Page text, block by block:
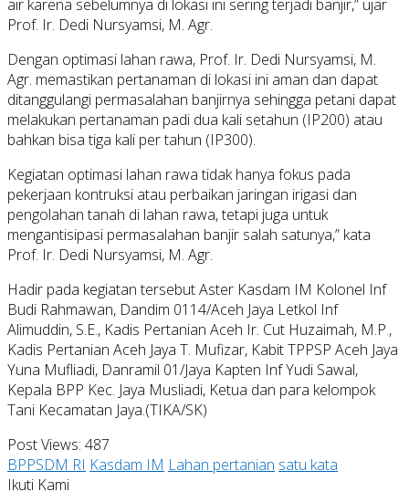
air karena sebelumnya di lokasi ini sering terjadi banjir,” ujar
Prof. Ir. Dedi Nursyamsi, M. Agr.
Dengan optimasi lahan rawa, Prof. Ir. Dedi Nursyamsi, M.
Agr. memastikan pertanaman di lokasi ini aman dan dapat
ditanggulangi permasalahan banjirnya sehingga petani dapat
melakukan pertanaman padi dua kali setahun (IP200) atau
bahkan bisa tiga kali per tahun (IP300).
Kegiatan optimasi lahan rawa tidak hanya fokus pada
pekerjaan kontruksi atau perbaikan jaringan irigasi dan
pengolahan tanah di lahan rawa, tetapi juga untuk
mengantisipasi permasalahan banjir salah satunya,” kata
Prof. Ir. Dedi Nursyamsi, M. Agr.
Hadir pada kegiatan tersebut Aster Kasdam IM Kolonel Inf
Budi Rahmawan, Dandim 0114/Aceh Jaya Letkol Inf
Alimuddin, S.E., Kadis Pertanian Aceh Ir. Cut Huzaimah, M.P.,
Kadis Pertanian Aceh Jaya T. Mufizar, Kabit TPPSP Aceh Jaya
Yuna Mufliadi, Danramil 01/Jaya Kapten Inf Yudi Sawal,
Kepala BPP Kec. Jaya Musliadi, Ketua dan para kelompok
Tani Kecamatan Jaya.(TIKA/SK)
Post Views: 487
BPPSDM RI Kasdam IM Lahan pertanian satu kata
Ikuti Kami